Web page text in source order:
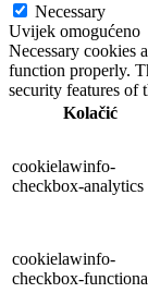
Necessary
Uvijek omogućeno
Necessary cookies
function properly.
security features of
Kolačić
cookielawinfo-
checkbox-analytics
cookielawinfo-
checkbox-